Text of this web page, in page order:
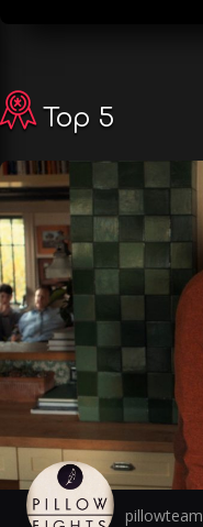
Top 5
pillowteam